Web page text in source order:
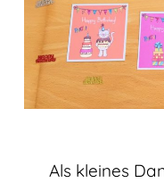
Als kleines